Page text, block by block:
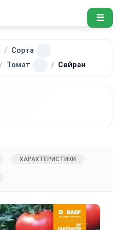
☰
Сорта
Томат Сейран
ХАРАКТЕРИСТИКИ